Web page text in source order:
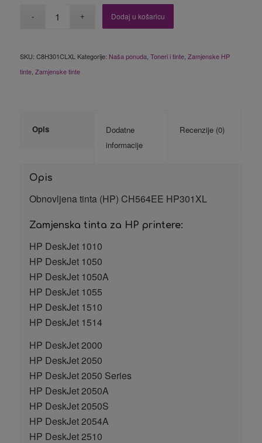
Dodaj u košaricu
SKU: C8H301CLXL Kategorije: Naša ponuda, Toneri i tinte, Zamjenske HP
tinte, Zamjenske tinte
Opis
Dodatne
informacije
Recenzije (0)
Opis
Obnovljena tinta (HP) CH564EE HP301XL
Zamjenska tinta za HP printere:
HP DeskJet 1010
HP DeskJet 1050
HP DeskJet 1050A
HP DeskJet 1055
HP DeskJet 1510
HP DeskJet 1514
HP DeskJet 2000
HP DeskJet 2050
HP DeskJet 2050 Series
HP DeskJet 2050A
HP DeskJet 2050S
HP DeskJet 2054A
HP DeskJet 2510